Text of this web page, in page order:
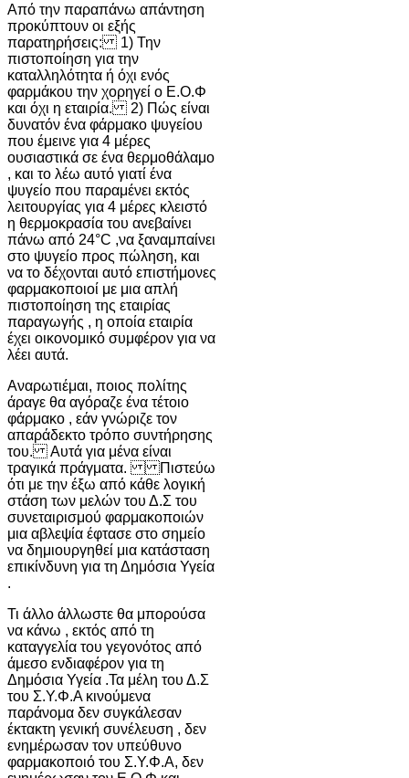
Από την παραπάνω απάντηση
προκύπτουν οι εξής
παρατηρήσεις: 1) Την
πιστοποίηση για την
καταλληλότητα ή όχι ενός
φαρμάκου την χορηγεί ο Ε.Ο.Φ
και όχι η εταιρία. 2) Πώς είναι
δυνατόν ένα φάρμακο ψυγείου
που έμεινε για 4 μέρες
ουσιαστικά σε ένα θερμοθάλαμο
, και το λέω αυτό γιατί ένα
ψυγείο που παραμένει εκτός
λειτουργίας για 4 μέρες κλειστό
η θερμοκρασία του ανεβαίνει
πάνω από 24°C ,να ξαναμπαίνει
στο ψυγείο προς πώληση, και
να το δέχονται αυτό επιστήμονες
φαρμακοποιοί με μια απλή
πιστοποίηση της εταιρίας
παραγωγής , η οποία εταιρία
έχει οικονομικό συμφέρον για να
λέει αυτά.
Αναρωτιέμαι, ποιος πολίτης
άραγε θα αγόραζε ένα τέτοιο
φάρμακο , εάν γνώριζε τον
απαράδεκτο τρόπο συντήρησης
του. Αυτά για μένα είναι
τραγικά πράγματα. Πιστεύω
ότι με την έξω από κάθε λογική
στάση των μελών του Δ.Σ του
συνεταιρισμού φαρμακοποιών
μια αβλεψία έφτασε στο σημείο
να δημιουργηθεί μια κατάσταση
επικίνδυνη για τη Δημόσια Υγεία
.
Τι άλλο άλλωστε θα μπορούσα
να κάνω , εκτός από τη
καταγγελία του γεγονότος από
άμεσο ενδιαφέρον για τη
Δημόσια Υγεία .Τα μέλη του Δ.Σ
του Σ.Υ.Φ.Α κινούμενα
παράνομα δεν συγκάλεσαν
έκτακτη γενική συνέλευση , δεν
ενημέρωσαν τον υπεύθυνο
φαρμακοποιό του Σ.Υ.Φ.Α, δεν